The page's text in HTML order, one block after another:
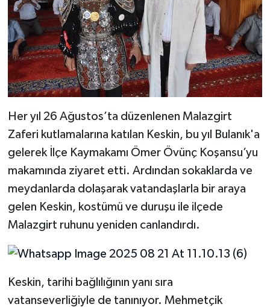
Her yıl 26 Ağustos’ta düzenlenen Malazgirt
Zaferi kutlamalarına katılan Keskin, bu yıl Bulanık'a
gelerek İlçe Kaymakamı Ömer Övünç Koşansu’yu
makamında ziyaret etti. Ardından sokaklarda ve
meydanlarda dolaşarak vatandaşlarla bir araya
gelen Keskin, kostümü ve duruşu ile ilçede
Malazgirt ruhunu yeniden canlandırdı.
Keskin, tarihi bağlılığının yanı sıra
vatanseverliğiyle de tanınıyor. Mehmetçik